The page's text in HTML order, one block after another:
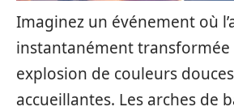
Imaginez un événement où
instantanément transformée
explosion de couleurs
accueillantes. Les arches de